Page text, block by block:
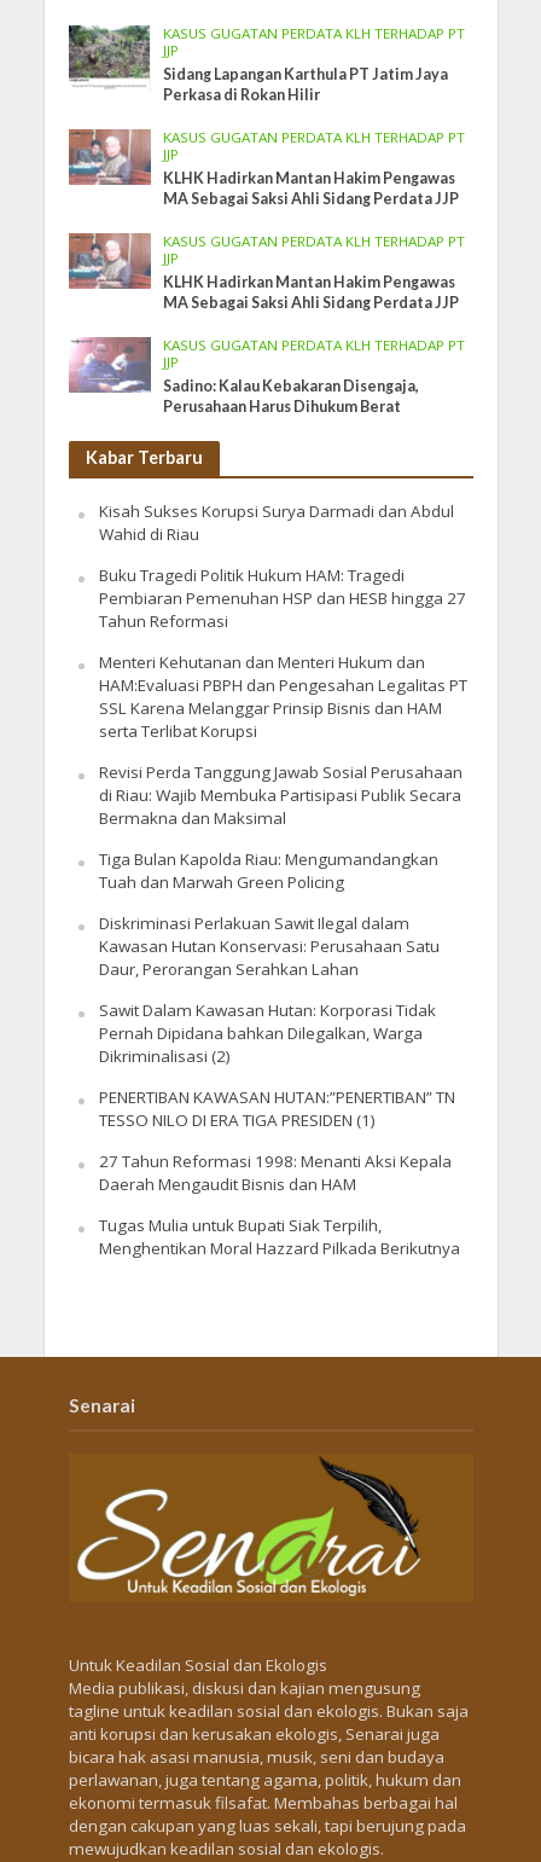
KASUS GUGATAN PERDATA KLH TERHADAP PT
JJP
Sidang Lapangan Karthula PT Jatim Jaya
Perkasa di Rokan Hilir
KASUS GUGATAN PERDATA KLH TERHADAP PT
JJP
KLHK Hadirkan Mantan Hakim Pengawas
MA Sebagai Saksi Ahli Sidang Perdata JJP
KASUS GUGATAN PERDATA KLH TERHADAP PT
JJP
KLHK Hadirkan Mantan Hakim Pengawas
MA Sebagai Saksi Ahli Sidang Perdata JJP
KASUS GUGATAN PERDATA KLH TERHADAP PT
JJP
Sadino: Kalau Kebakaran Disengaja,
Perusahaan Harus Dihukum Berat
Kabar Terbaru
Kisah Sukses Korupsi Surya Darmadi dan Abdul
Wahid di Riau
Buku Tragedi Politik Hukum HAM: Tragedi
Pembiaran Pemenuhan HSP dan HESB hingga 27
Tahun Reformasi
Menteri Kehutanan dan Menteri Hukum dan
HAM:Evaluasi PBPH dan Pengesahan Legalitas PT
SSL Karena Melanggar Prinsip Bisnis dan HAM
serta Terlibat Korupsi
Revisi Perda Tanggung Jawab Sosial Perusahaan
di Riau: Wajib Membuka Partisipasi Publik Secara
Bermakna dan Maksimal
Tiga Bulan Kapolda Riau: Mengumandangkan
Tuah dan Marwah Green Policing
Diskriminasi Perlakuan Sawit Ilegal dalam
Kawasan Hutan Konservasi: Perusahaan Satu
Daur, Perorangan Serahkan Lahan
Sawit Dalam Kawasan Hutan: Korporasi Tidak
Pernah Dipidana bahkan Dilegalkan, Warga
Dikriminalisasi (2)
PENERTIBAN KAWASAN HUTAN:”PENERTIBAN” TN
TESSO NILO DI ERA TIGA PRESIDEN (1)
27 Tahun Reformasi 1998: Menanti Aksi Kepala
Daerah Mengaudit Bisnis dan HAM
Tugas Mulia untuk Bupati Siak Terpilih,
Menghentikan Moral Hazzard Pilkada Berikutnya
Senarai
Untuk Keadilan Sosial dan Ekologis
Media publikasi, diskusi dan kajian mengusung
tagline untuk keadilan sosial dan ekologis. Bukan saja
anti korupsi dan kerusakan ekologis, Senarai juga
bicara hak asasi manusia, musik, seni dan budaya
perlawanan, juga tentang agama, politik, hukum dan
ekonomi termasuk filsafat. Membahas berbagai hal
dengan cakupan yang luas sekali, tapi berujung pada
mewujudkan keadilan sosial dan ekologis.